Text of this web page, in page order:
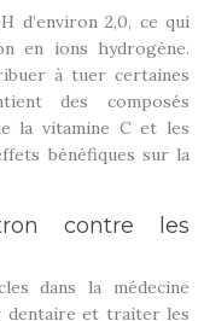
d’environ 2,0, ce qui
en ions hydrogène.
à tuer certaines
des composés
la vitamine C et les
bénéfiques sur la
contre les
dans la médecine
dentaire et traiter les